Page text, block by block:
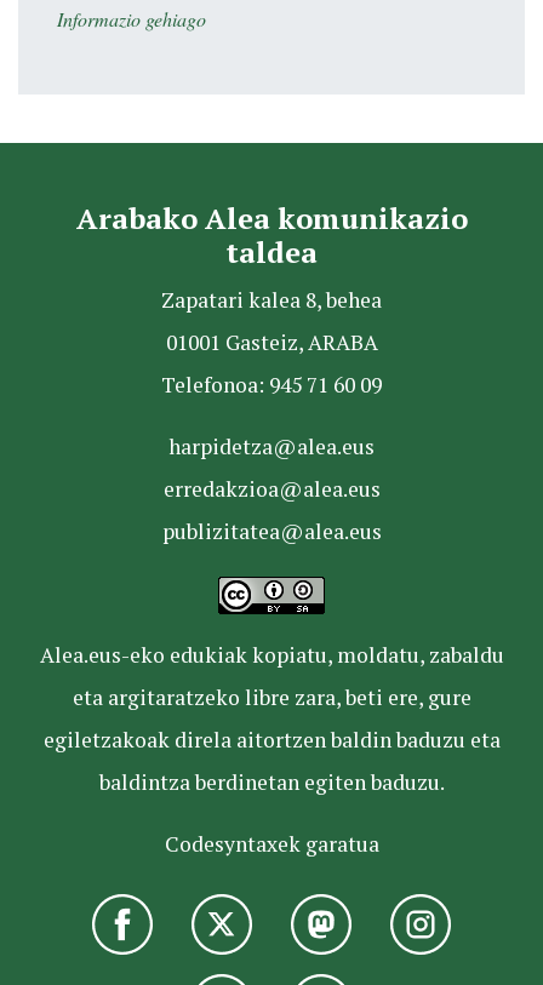
Informazio gehiago
Arabako Alea komunikazio
taldea
Zapatari kalea 8, behea
01001 Gasteiz, ARABA
Telefonoa: 945 71 60 09
harpidetza@alea.eus
erredakzioa@alea.eus
publizitatea@alea.eus
Alea.eus-eko edukiak kopiatu, moldatu, zabaldu
eta argitaratzeko libre zara, beti ere, gure
egiletzakoak direla aitortzen baldin baduzu eta
baldintza berdinetan egiten baduzu.
Codesyntaxek garatua